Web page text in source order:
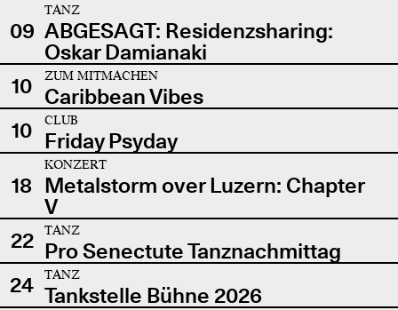
09
TANZ
ABGESAGT: Residenzsharing:
Oskar Damianaki
10
ZUM MITMACHEN
Caribbean Vibes
10
CLUB
Friday Psyday
18
KONZERT
Metalstorm over Luzern: Chapter
V
22
TANZ
Pro Senectute Tanznachmittag
24
TANZ
Tankstelle Bühne 2026